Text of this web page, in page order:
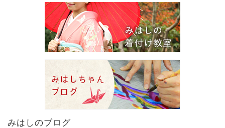
みはしのブログ